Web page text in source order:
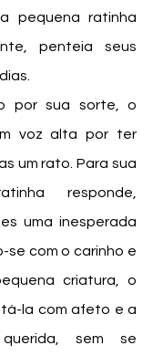
pequena ratinha
penteia seus
voz alta por ter
um rato. Para sua
responde,
uma inesperada
se com o carinho e
criatura, o
la com afeto e a
sem se